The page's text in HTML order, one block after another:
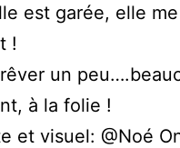
est garée, elle
!
un
à la folie !
et visuel: @Noé